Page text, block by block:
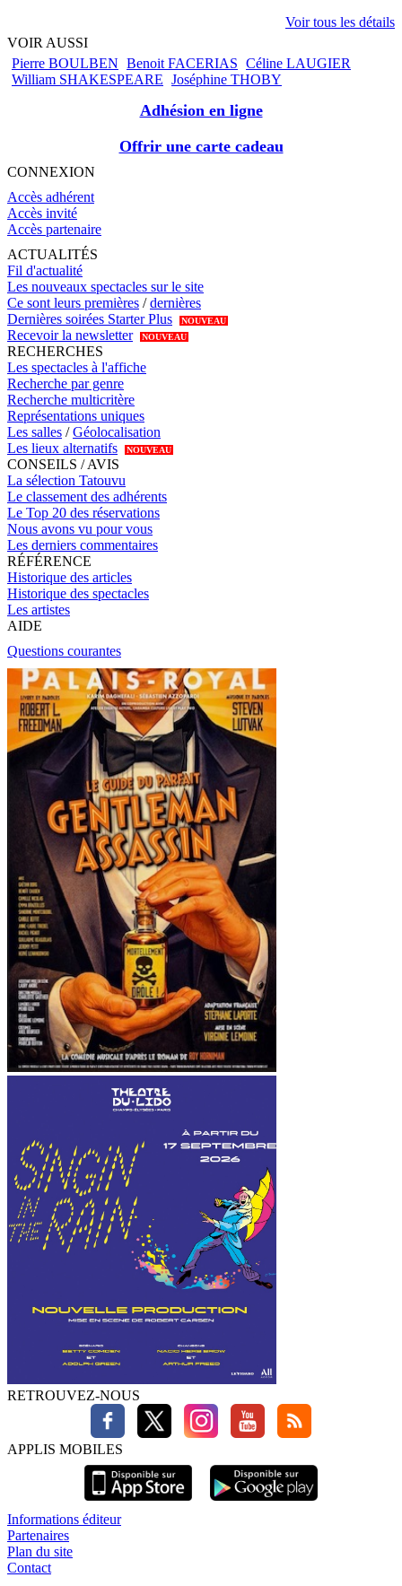
Voir tous les détails
VOIR AUSSI
Pierre BOULBEN Benoit FACERIAS Céline LAUGIER
William SHAKESPEARE Joséphine THOBY
Adhésion en ligne
Offrir une carte cadeau
CONNEXION
Accès adhérent
Accès invité
Accès partenaire
ACTUALITÉS
Fil d'actualité
Les nouveaux spectacles sur le site
Ce sont leurs premières /dernières
Dernières soirées Starter Plus
NOUVEAU
Recevoir la newsletter NOUVEAU
RECHERCHES
Les spectacles à l'affiche
Recherche par genre
Recherche multicritère
Représentations uniques
Les salles /Géolocalisation
Les lieux alternatifs
NOUVEAU
CONSEILS / AVIS
La sélection Tatouvu
Le classement des adhérents
Le Top 20 des réservations
Nous avons vu pour vous
Les derniers commentaires
RÉFÉRENCE
Historique des articles
Historique des spectacles
Les artistes
AIDE
Questions courantes
RETROUVEZ-NOUS
APPLIS MOBILES
Informations éditeur
Partenaires
Plan du site
Contact